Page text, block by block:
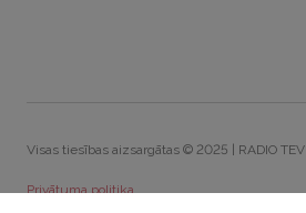
Visas tiesības aizsargātas © 2025 | RADIO TEV
Privātuma politika